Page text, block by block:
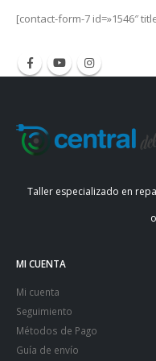
[contact-form-7 id=»1546″
Taller especializado en
MI CUENTA
Mi cuenta
Seguimiento
Métodos de Pago
Guía de envío